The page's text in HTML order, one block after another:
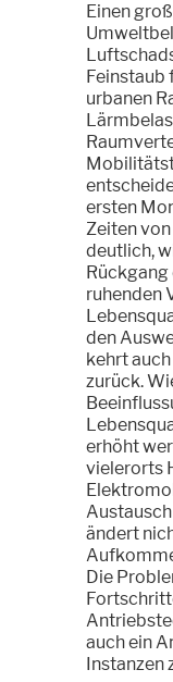
Einen
Feinstaub
urbanen
ersten
Zeiten
deutlich,
ruhenden
den
kehrt
zurück.
erhöht
vielerorts
ändert
Die
auch ein